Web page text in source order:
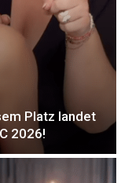
Platz landet
2026!